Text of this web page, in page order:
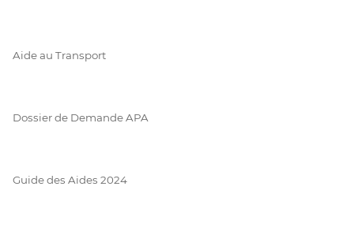
Aide au Transport
Dossier de Demande APA
Guide des Aides 2024